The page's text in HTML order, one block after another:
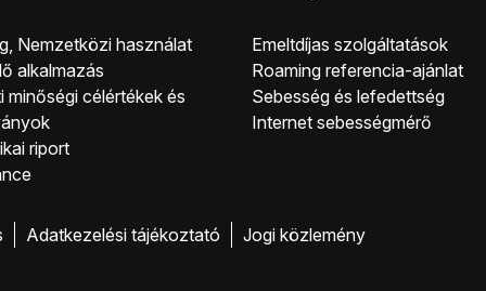
Nemzetközi használat
alkalmazás
minőségi célérté kek és
riport
Emeltdíjas szolgáltatások
Roaming referencia-ajánlat
Sebesség és lefedettség
Internet sebességmérő
Adatkezelési tájékoztató Jogi közlemény